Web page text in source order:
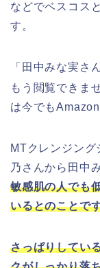
などでベスコス
す。
「田中みな実さ
もう閲覧できま
は今でも
MTクレンジン
乃さんから田中
敏感肌の人でも
いるとのことで
さっぱりしてい